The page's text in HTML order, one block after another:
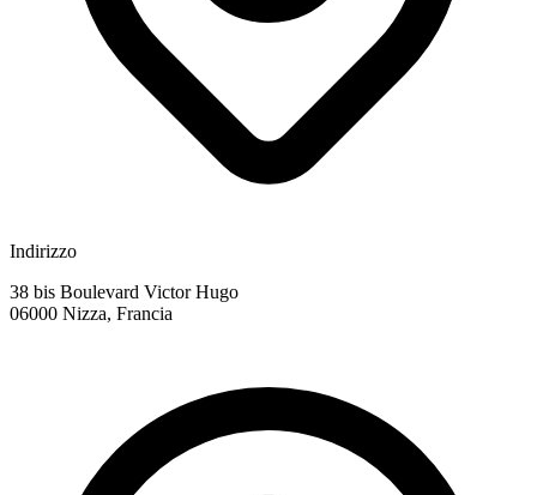
Indirizzo
38 bis Boulevard Victor Hugo
06000 Nizza, Francia